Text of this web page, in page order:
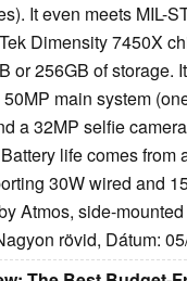
It even meets MIL-
Dimensity 7450X
or 256GB of storage.
main system
a 32MP selfie
life comes
30W wired and
Atmos, side-
rövid, Dátum: